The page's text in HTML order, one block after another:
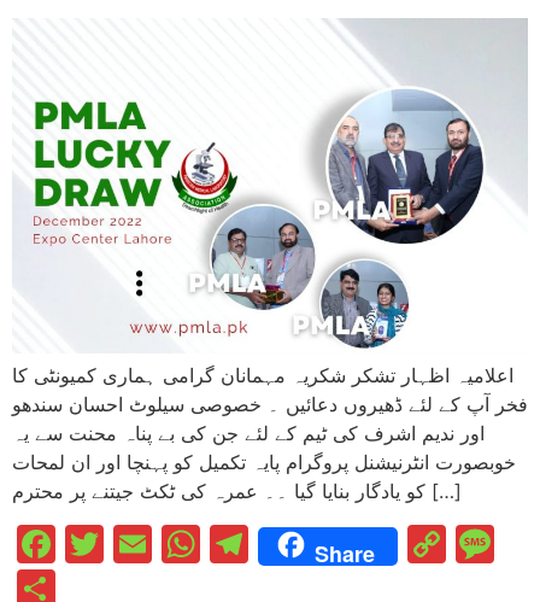
اعلامیہ اظہار تشکر شکریہ مہمانان گرامی ہماری کمیونٹی کا
فخر آپ کے لئے ڈھیروں دعائیں ۔ خصوصی سیلوٹ احسان سندھو
اور ندیم اشرف کی ٹیم کے لئے جن کی بے پناہ محنت سے یہ
خوبصورت انٹرنیشنل پروگرام پایہ تکمیل کو پہنچا اور ان لمحات
کو یادگار بنایا گیا ۔۔ عمرہ کی ٹکٹ جیتنے پر محترم […]
Facebook
Twitter
EmailWhatsApp
Telegram
Share
Copy